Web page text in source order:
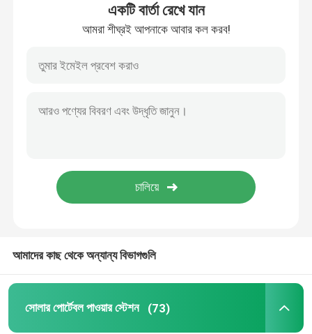
লিথিয়াম আয়রন ফসফেট ব্যাটারি
হাইব্রিড সোলার ইনভার্টার
লিথিয়াম আয়ন ব্যাটারি
একটি বার্তা রেখে যান
আমরা শীঘ্রই আপনাকে আবার কল করব!
আমাদের কাছ থেকে অন্যান্য বিভাগগুলি
সোলার পোর্টেবল পাওয়ার স্টেশন (73)